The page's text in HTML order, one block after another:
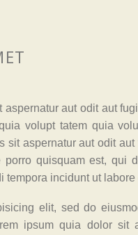
aut odit aut
volupt tatem quia
sit aspernatur aut odit
quisquam est, qui
incidunt ut
elit, sed do
ipsum quia dolor sit